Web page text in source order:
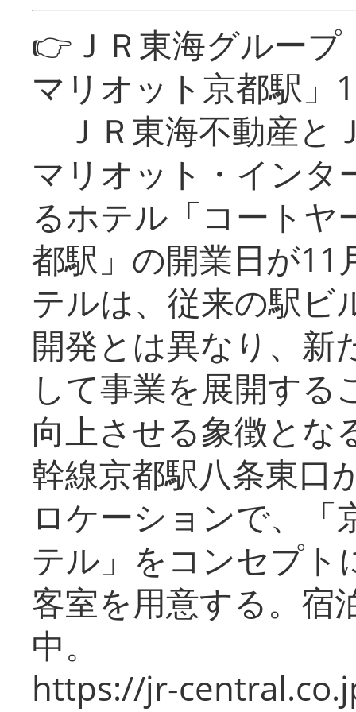
👉ＪＲ東海グルー
マリオット京都駅」
ＪＲ東海不動産と
マリオット・インタ
るホテル「コートヤ
都駅」の開業日が11
テルは、従来の駅ビ
開発とは異なり、新
して事業を展開する
向上させる象徴とな
幹線京都駅八条東口
ロケーションで、「
テル」をコンセプト
客室を用意する。宿
中。
https://jr-